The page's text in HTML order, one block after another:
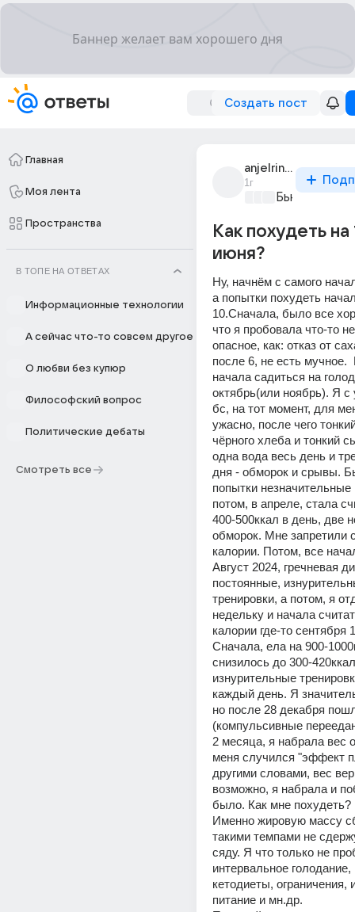
Создать пост
Главная
Моя лента
Пространства
В ТОПЕ НА ОТВЕТАХ
Информационные технологии
А сейчас что-то совсем другое
О любви без купюр
Философский вопрос
Политические дебаты
Смотреть все
anjelrina_rucikoba
1г
Бьютилэнд
Как похудеть на
июня?
Ну, начнём с самого
а попытки похудеть
10.Сначала, было все
что я пробовала что-то
опасное, как: отказ от
после 6, не есть мучное.
начала садиться на
октябрь(или ноябрь). Я с
бс, на тот момент, для
ужасно, после чего
чёрного хлеба и тонкий
одна вода весь день и
дня - обморок и срывы.
попытки незначительные
потом, в апреле, стала
400-500ккал в день, две
обморок. Мне запретили
калории. Потом, все
Август 2024, гречневая
постоянные,
тренировки, а потом, я
недельку и начала
калории где-то сентября
Сначала, ела на 900-
снизилось до 300-
изнурительные
каждый день. Я
но после 28 декабря
(компульсивные
2 месяца, я набрала вес
меня случился "эффект
другими словами, вес
возможно, я набрала и
было. Как мне похудеть?
Именно жировую массу
такими темпами не
сяду. Я что только не
интервальное
кетодиеты, ограничения,
питание и мн.др.